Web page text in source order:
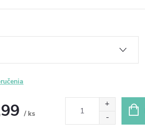
/ ks